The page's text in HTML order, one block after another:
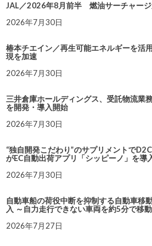
JAL／2026年8月前半 燃油サーチャージ
2026年7月30日
椿本チエイン／再生可能エネルギーを活
現を加速
2026年7月30日
三井倉庫ホールディングス、受託物流業
を開発・導入開始
2026年7月30日
“独自開発こだわり”のサプリメントで
がEC自動出荷アプリ「シッピーノ」を導
2026年7月30日
自動車船の荷役中断を抑制する自動車移
入 ～自力走行できない車両を約5分で移
2026年7月27日